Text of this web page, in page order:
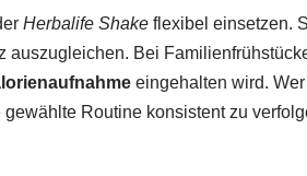
Herbalife Shake flexibel einsetzen.
auszugleichen. Bei
eingehalten wird.
Routine konsistent zu